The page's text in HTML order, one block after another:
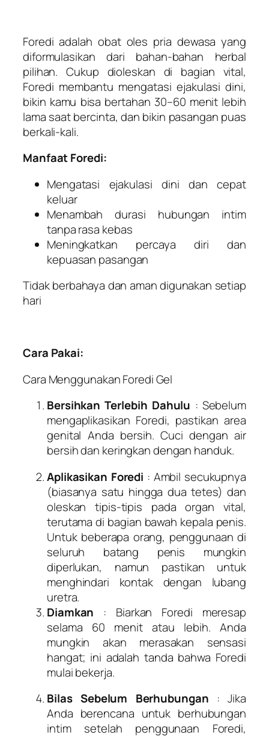
Foredi adalah obat oles pria dewasa yang
diformulasikan dari bahan-bahan herbal
pilihan. Cukup dioleskan di bagian vital,
Foredi membantu mengatasi ejakulasi dini,
bikin kamu bisa bertahan 30–60 menit lebih
lama saat bercinta, dan bikin pasangan puas
berkali-kali.
Manfaat Foredi:
Mengatasi ejakulasi dini dan cepat
keluar
Menambah durasi hubungan intim
tanpa rasa kebas
Meningkatkan percaya diri dan
kepuasan pasangan
Tidak berbahaya dan aman digunakan setiap
hari
Cara Pakai:
Cara Menggunakan Foredi Gel
Bersihkan Terlebih Dahulu : Sebelum
mengaplikasikan Foredi, pastikan area
genital Anda bersih. Cuci dengan air
bersih dan keringkan dengan handuk.
Aplikasikan Foredi : Ambil secukupnya
(biasanya satu hingga dua tetes) dan
oleskan tipis-tipis pada organ vital,
terutama di bagian bawah kepala penis.
Untuk beberapa orang, penggunaan di
seluruh batang penis mungkin
diperlukan, namun pastikan untuk
menghindari kontak dengan lubang
uretra.
Diamkan : Biarkan Foredi meresap
selama 60 menit atau lebih. Anda
mungkin akan merasakan sensasi
hangat; ini adalah tanda bahwa Foredi
mulai bekerja.
Bilas Sebelum Berhubungan : Jika
Anda berencana untuk berhubungan
intim setelah penggunaan Foredi,